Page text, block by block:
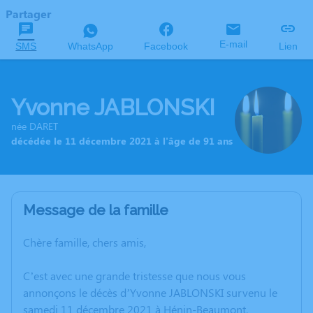
Partager
SMS WhatsApp Facebook E-mail Lien
Yvonne JABLONSKI
née DARET
décédée le 11 décembre 2021 à l'âge de 91 ans
Message de la famille
Chère famille, chers amis,
C’est avec une grande tristesse que nous vous
annonçons le décès d’Yvonne JABLONSKI survenu le
samedi 11 décembre 2021 à Hénin-Beaumont.